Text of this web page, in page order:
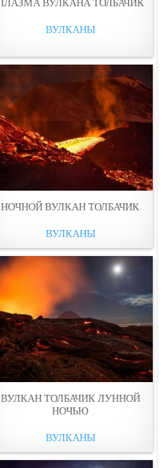
ПЛАЗМА ВУЛКАНА ТОЛБАЧИК
ВУЛКАНЫ
НОЧНОЙ ВУЛКАН ТОЛБАЧИК
ВУЛКАНЫ
ВУЛКАН ТОЛБАЧИК ЛУННОЙ
НОЧЬЮ
ВУЛКАНЫ